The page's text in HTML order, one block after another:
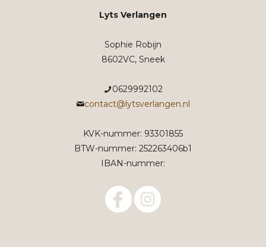
Lyts Verlangen
Sophie Robijn
8602VC, Sneek
0629992102
contact@lytsverlangen.nl
KVK-nummer: 93301855
BTW-nummer: 252263406b1
IBAN-nummer: